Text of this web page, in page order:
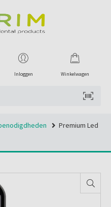
Winkelwagen
Inloggen
Premium Led